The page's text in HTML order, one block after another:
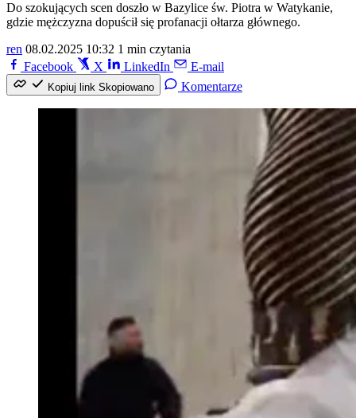
Do szokujących scen doszło w Bazylice św. Piotra w Watykanie,
gdzie mężczyzna dopuścił się profanacji ołtarza głównego.
ren 08.02.2025 10:32 1 min czytania
Facebook
X LinkedIn E-mail
Kopiuj link Skopiowano Komentarze